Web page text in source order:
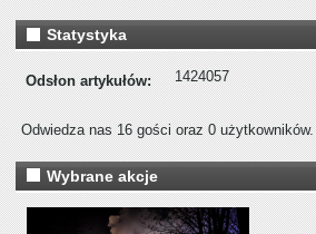
Statystyka
Odsłon artykułów: 1424057
Odwiedza nas 16 gości oraz 0 użytkowników.
Wybrane akcje